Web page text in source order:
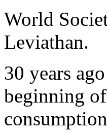
World
Leviathan.
30 years
beginning